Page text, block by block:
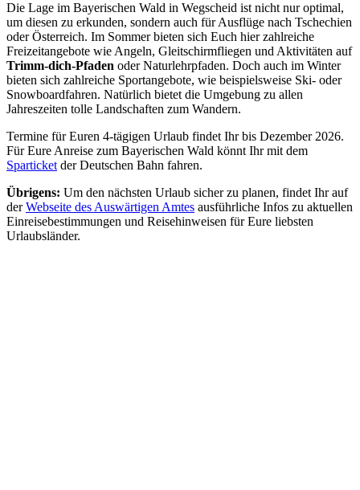
Die Lage im Bayerischen Wald in Wegscheid ist nicht nur optimal,
um diesen zu erkunden, sondern auch für Ausflüge nach Tschechien
oder Österreich. Im Sommer bieten sich Euch hier zahlreiche
Freizeitangebote wie Angeln, Gleitschirmfliegen und Aktivitäten auf
Trimm-dich-Pfaden oder Naturlehrpfaden. Doch auch im Winter
bieten sich zahlreiche Sportangebote, wie beispielsweise Ski- oder
Snowboardfahren. Natürlich bietet die Umgebung zu allen
Jahreszeiten tolle Landschaften zum Wandern.
Termine für Euren 4-tägigen Urlaub findet Ihr bis Dezember 2026.
Für Eure Anreise zum Bayerischen Wald könnt Ihr mit dem
Sparticket der Deutschen Bahn fahren.
Übrigens: Um den nächsten Urlaub sicher zu planen, findet Ihr auf
derWebseite des Auswärtigen Amtes ausführliche Infos zu aktuellen
Einreisebestimmungen und Reisehinweisen für Eure liebsten
Urlaubsländer.